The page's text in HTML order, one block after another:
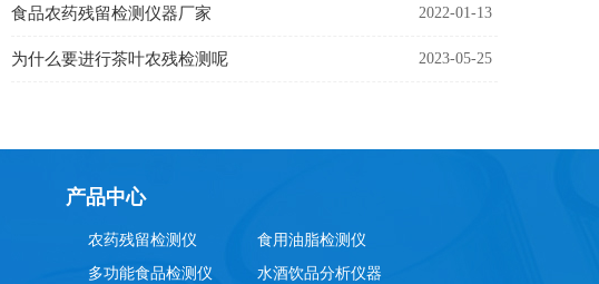
食品农药残留检测仪器厂家 2022-01-13
为什么要进行茶叶农残检测呢 2023-05-25
产品中心
农药残留检测仪
多功能食品检测仪
食用油脂检测仪
水酒饮品分析仪器